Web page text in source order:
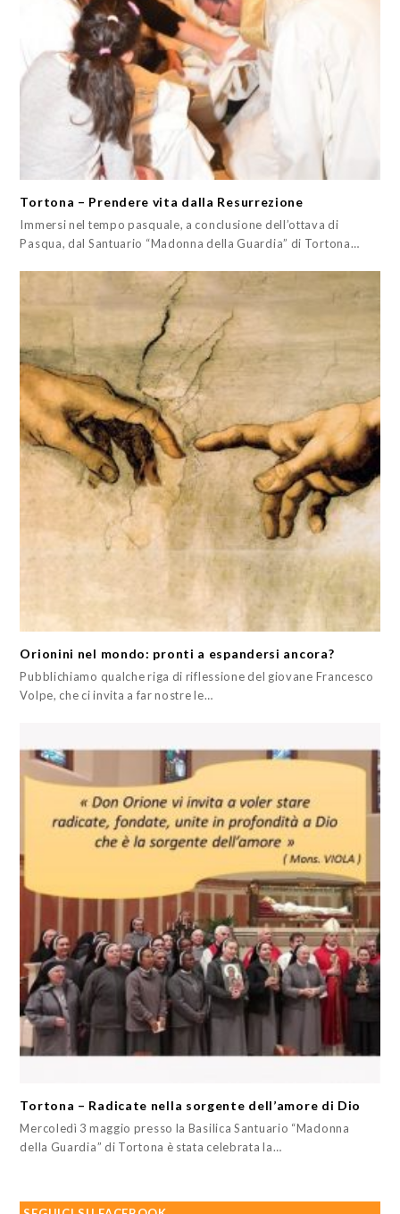
Tortona – Prendere vita dalla Resurrezione
Immersi nel tempo pasquale, a conclusione dell’ottava di
Pasqua, dal Santuario “Madonna della Guardia” di Tortona…
Orionini nel mondo: pronti a espandersi ancora?
Pubblichiamo qualche riga di riflessione del giovane Francesco
Volpe, che ci invita a far nostre le…
Tortona – Radicate nella sorgente dell’amore di Dio
Mercoledì 3 maggio presso la Basilica Santuario “Madonna
della Guardia” di Tortona è stata celebrata la…